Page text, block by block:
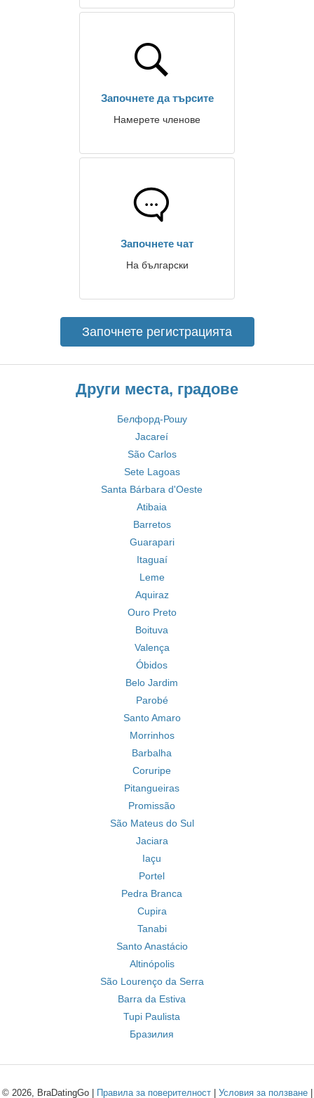
Започнете да търсите
Намерете членове
Започнете чат
На български
Започнете регистрацията
Други места, градове
Белфорд-Рошу
Jacareí
São Carlos
Sete Lagoas
Santa Bárbara d'Oeste
Atibaia
Barretos
Guarapari
Itaguaí
Leme
Aquiraz
Ouro Preto
Boituva
Valença
Óbidos
Belo Jardim
Parobé
Santo Amaro
Morrinhos
Barbalha
Coruripe
Pitangueiras
Promissão
São Mateus do Sul
Jaciara
Iaçu
Portel
Pedra Branca
Cupira
Tanabi
Santo Anastácio
Altinópolis
São Lourenço da Serra
Barra da Estiva
Tupi Paulista
Бразилия
© 2026, BraDatingGo | Правила за поверителност| Условия за ползване|